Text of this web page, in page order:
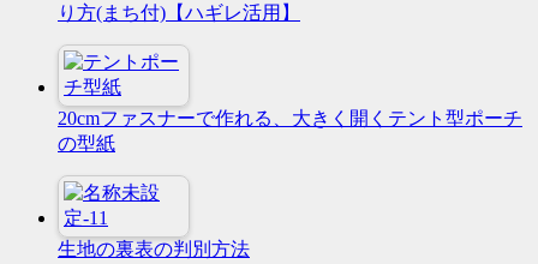
り方(まち付)【ハギレ活用】
20cmファスナーで作れる、大きく開くテント型ポーチ
の型紙
生地の裏表の判別方法